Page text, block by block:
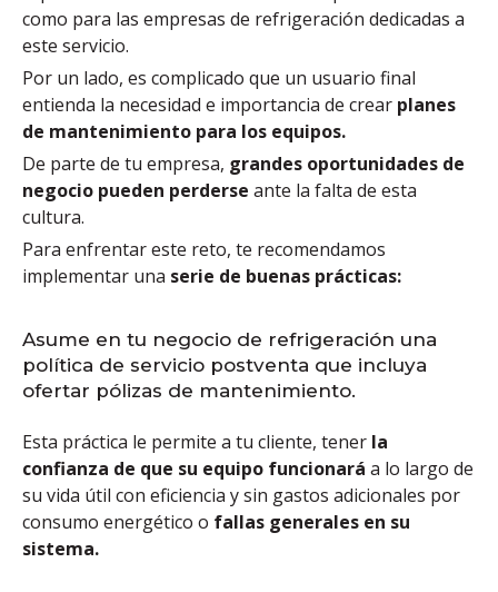
como para las empresas de refrigeración dedicadas a
este servicio.
Por un lado, es complicado que un usuario final
entienda la necesidad e importancia de crear planes
de mantenimiento para los equipos.
De parte de tu empresa, grandes oportunidades de
negocio pueden perderse ante la falta de esta
cultura.
Para enfrentar este reto, te recomendamos
implementar una serie de buenas prácticas:
Asume en tu negocio de refrigeración una
política de servicio postventa que incluya
ofertar pólizas de mantenimiento.
Esta práctica le permite a tu cliente, tener la
confianza de que su equipo funcionará a lo largo de
su vida útil con eficiencia y sin gastos adicionales por
consumo energético o fallas generales en su
sistema.